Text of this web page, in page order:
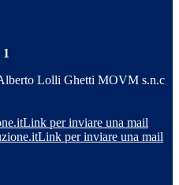
Lolli Ghetti MOVM s.n.c
Link per inviare una mail
Link per inviare una mail